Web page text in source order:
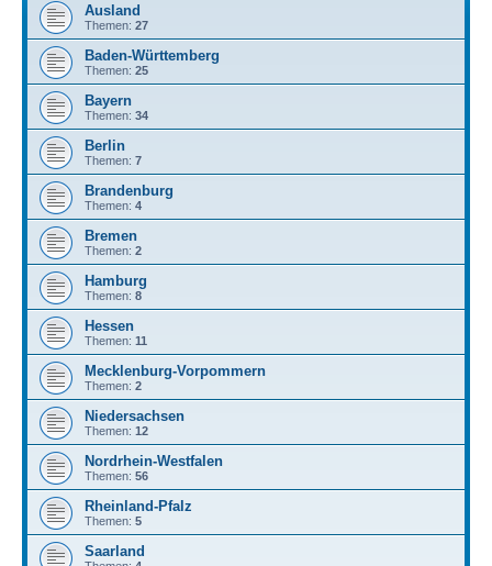
Ausland
Themen: 27
Baden-Württemberg
Themen: 25
Bayern
Themen: 34
Berlin
Themen: 7
Brandenburg
Themen: 4
Bremen
Themen: 2
Hamburg
Themen: 8
Hessen
Themen: 11
Mecklenburg-Vorpommern
Themen: 2
Niedersachsen
Themen: 12
Nordrhein-Westfalen
Themen: 56
Rheinland-Pfalz
Themen: 5
Saarland